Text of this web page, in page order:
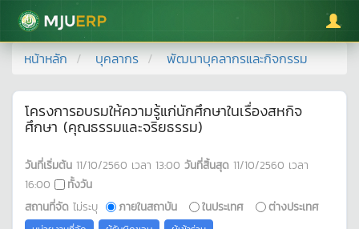
มหาวิทยาลัยแม่โจ้
หน้าหลัก บุคลากร พัฒนาบุคลากรและกิจกรรม
โครงการอบรมให้ความรู้แก่นักศึกษาในเรื่องสหกิจ
ศึกษา (คุณธรรมและจริยธรรม)
วันที่เริ่มต้น 11/10/2560 เวลา 13:00 วันที่สิ้นสุด 11/10/2560 เวลา
16:00
ทั้งวัน
สถานที่จัด ไม่ระบุ ภายในสถาบัน ในประเทศ ต่างประเทศ